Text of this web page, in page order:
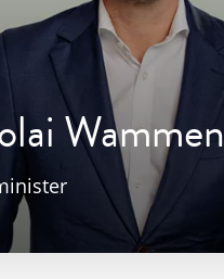
Wammen